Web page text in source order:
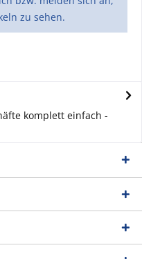
zu sehen.
komplett einfach -